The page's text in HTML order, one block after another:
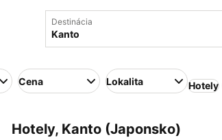
Destinácia
Cena Lokalita Hotely
Hotely, Kanto (Japonsko)